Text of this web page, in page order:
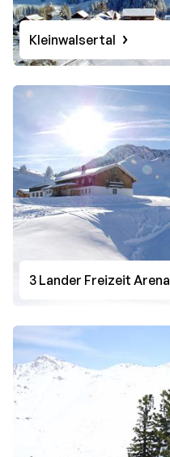
Kleinwalsertal
3 Lander Freizeit Arena